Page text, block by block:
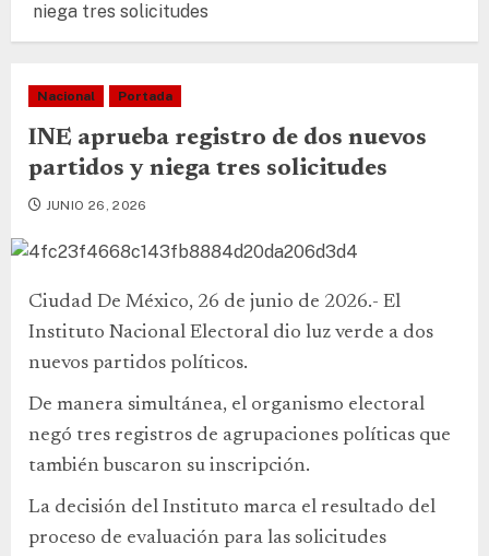
niega tres solicitudes
Nacional Portada
INE aprueba registro de dos nuevos
partidos y niega tres solicitudes
JUNIO 26, 2026
Ciudad De México, 26 de junio de 2026.- El
Instituto Nacional Electoral dio luz verde a dos
nuevos partidos políticos.
De manera simultánea, el organismo electoral
negó tres registros de agrupaciones políticas que
también buscaron su inscripción.
La decisión del Instituto marca el resultado del
proceso de evaluación para las solicitudes